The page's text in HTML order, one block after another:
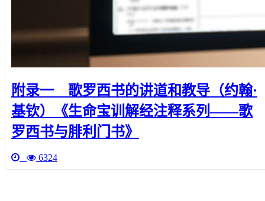
附录一 歌罗西书的讲道和教导（约翰·
基钦）《生命宝训解经注释系列——歌
罗西书与腓利门书》
6324